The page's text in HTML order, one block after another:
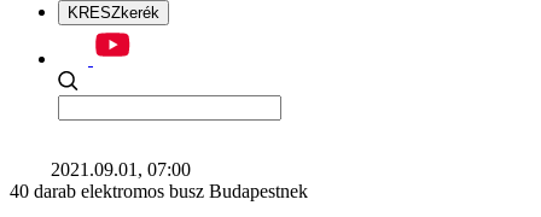
KRESZkerék
2021.09.01, 07:00
40 darab elektromos busz Budapestnek